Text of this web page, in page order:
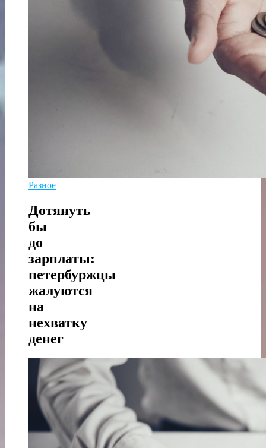
Разное
Дотянуть
бы
до
зарплаты:
петербуржцы
жалуются
на
нехватку
денег